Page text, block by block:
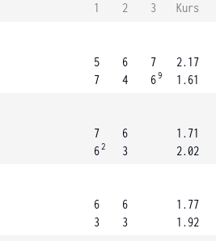
1 2 3
Kurs
5
7
6
4
7
69
2.17
1.61
7
62
6
3
1.71
2.02
6
3
6
3
1.77
1.92